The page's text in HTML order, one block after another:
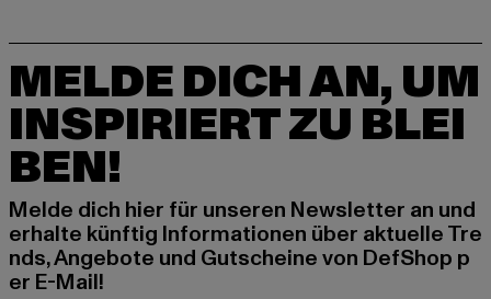
MELDE DICH AN, UM
INSPIRIERT ZU BLEI
BEN!
Melde dich hier für unseren Newsletter an und
erhalte künftig Informationen über aktuelle Tre
nds, Angebote und Gutscheine von DefShop p
er E-Mail!